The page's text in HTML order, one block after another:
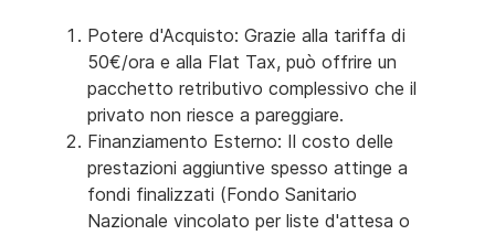
Potere d'Acquisto: Grazie alla tariffa di
50€/ora e alla Flat Tax, può offrire un
pacchetto retributivo complessivo che il
privato non riesce a pareggiare.
Finanziamento Esterno: Il costo delle
prestazioni aggiuntive spesso attinge a
fondi finalizzati (Fondo Sanitario
Nazionale vincolato per liste d'attesa o